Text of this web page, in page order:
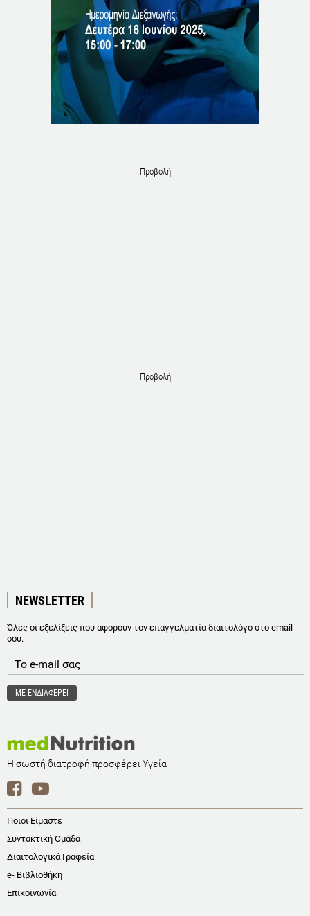
Προβολή
Προβολή
NEWSLETTER
Όλες οι εξελίξεις που αφορούν τον επαγγελματία διαιτολόγο στο email
σου.
Η σωστή διατροφή προσφέρει Υγεία
Ποιοι Είμαστε
Συντακτική Ομάδα
Διαιτολογικά Γραφεία
e- Βιβλιοθήκη
Επικοινωνία